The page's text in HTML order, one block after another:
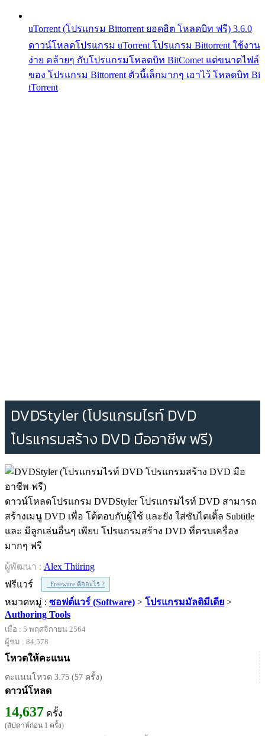
uTorrent (โปรแกรม Bittorrent ยอดฮิต โหลดบิท ฟรี) 3.6.0
ดาวน์โหลดโปรแกรม uTorrent โปรแกรม Bittorrent ใช้งาน
ง่าย คล้ายๆ กับโปรแกรมโหลดบิท BitComet แต่ขนาดไฟล์
ของ โปรแกรม Bittorrent ตัวนี้เล็กมากๆ เอาไว้ โหลดบิท Bi
tTorrent
DVDStyler (โปรแกรมไรท์ DVD
โปรแกรมสร้าง DVD มืออาชีพ ฟรี)
ดาวน์โหลดโปรแกรม DVDStyler โปรแกรมไรท์ DVD สามารถ
สร้างเมนู DVD เพื่อ โต้ตอบกับผู้ใช้ และยัง ใส่ซับไตเติ้ล Subtitle
และ มีลูกเล่นอื่นๆ เพียบ โปรแกรมสร้าง DVD ที่ครบเครื่อง
มากๆ ฟรี
ผู้พัฒนา : Alex Thüring
ฟรีแวร์
Freeware คืออะไร ?
หมวดหมู่ : ซอฟต์แวร์ (Software) > โปรแกรมมัลติมีเดีย >
Authoring Tools
เมื่อ : 5 พฤศจิกายน 2564
ผู้ชม : 84,578
โหวตให้คะแนน
คะแนนโหวต 3.75 (57 ครั้ง)
ดาวน์โหลด
14,637 ครั้ง
(สัปดาห์ก่อน 1 ครั้ง)